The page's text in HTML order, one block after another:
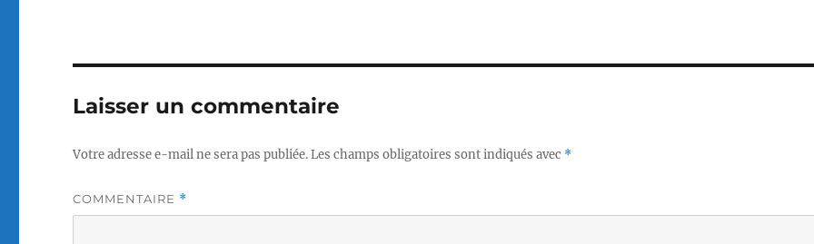
Laisser un commentaire
Votre adresse e-mail ne sera pas publiée.Les champs obligatoires sont indiqués avec *
COMMENTAIRE *